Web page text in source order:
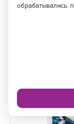
обрабатывались,